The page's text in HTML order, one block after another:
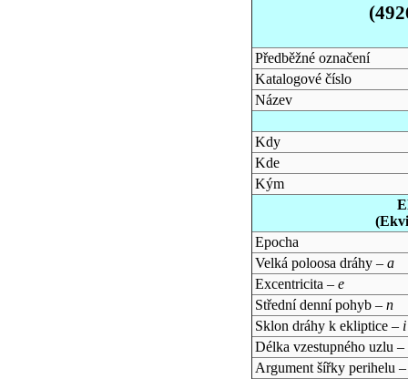
Předběžné označení
Katalogové číslo
Název
Kdy
Kde
Kým
Epocha
Velká poloosa dráhy – a
Excentricita – e
Střední denní pohyb – n
Sklon dráhy k ekliptice – i
Délka vzestupného uzlu –
Argument šířky perihelu